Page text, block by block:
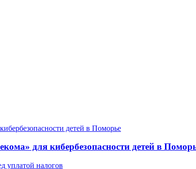
для кибербезопасности детей в